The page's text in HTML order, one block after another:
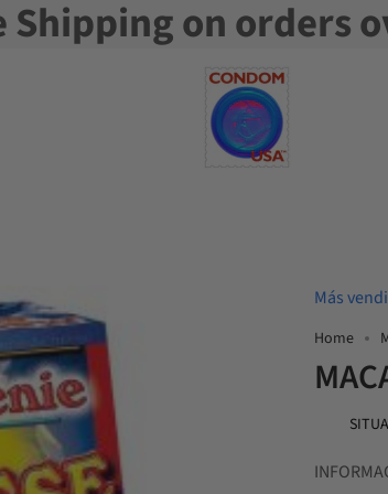
Shipping on orders
Más
Home